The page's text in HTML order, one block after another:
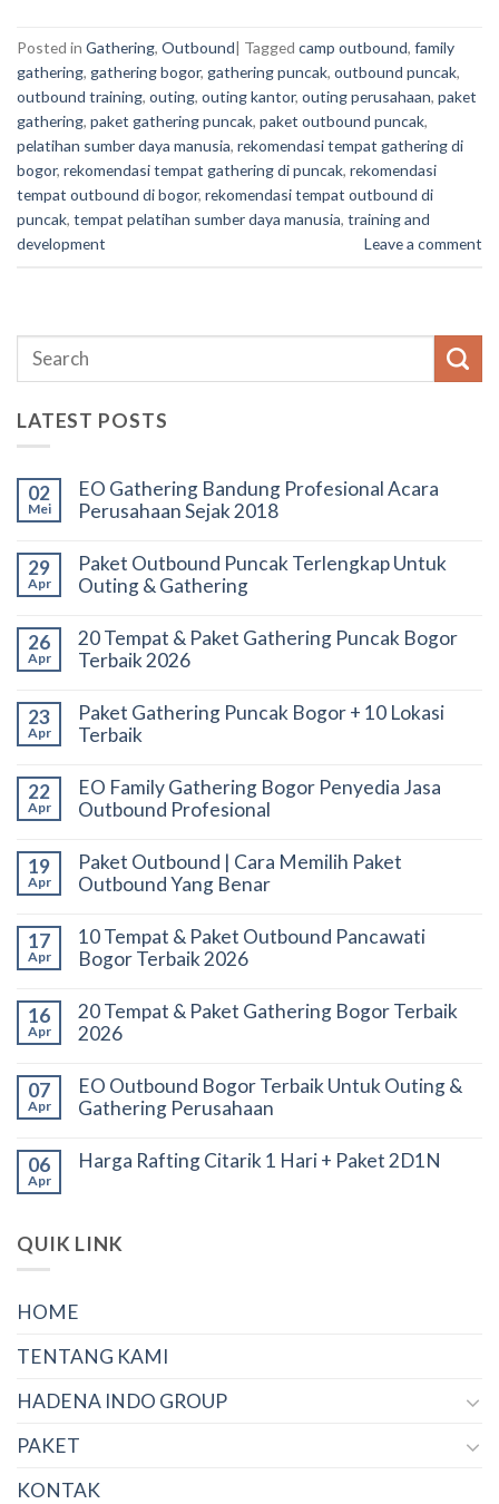
Posted in Gathering, Outbound| Tagged camp outbound, family
gathering, gathering bogor, gathering puncak, outbound puncak,
outbound training, outing, outing kantor, outing perusahaan, paket
gathering, paket gathering puncak, paket outbound puncak,
pelatihan sumber daya manusia, rekomendasi tempat gathering di
bogor, rekomendasi tempat gathering di puncak, rekomendasi
tempat outbound di bogor, rekomendasi tempat outbound di
puncak, tempat pelatihan sumber daya manusia, training and
development
Leave a comment
LATEST POSTS
02
Mei
EO Gathering Bandung Profesional Acara
Perusahaan Sejak 2018
29
Apr
Paket Outbound Puncak Terlengkap Untuk
Outing & Gathering
26
Apr
20 Tempat & Paket Gathering Puncak Bogor
Terbaik 2026
23
Apr
Paket Gathering Puncak Bogor + 10 Lokasi
Terbaik
22
Apr
EO Family Gathering Bogor Penyedia Jasa
Outbound Profesional
19
Apr
Paket Outbound | Cara Memilih Paket
Outbound Yang Benar
17
Apr
10 Tempat & Paket Outbound Pancawati
Bogor Terbaik 2026
16
Apr
20 Tempat & Paket Gathering Bogor Terbaik
2026
07
Apr
EO Outbound Bogor Terbaik Untuk Outing &
Gathering Perusahaan
06
Apr
Harga Rafting Citarik 1 Hari + Paket 2D1N
QUIK LINK
HOME
TENTANG KAMI
HADENA INDO GROUP
PAKET
KONTAK